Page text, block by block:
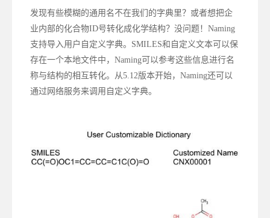
发现有些模糊的通用名不在我们的字典里？或者想把企
业内部的化合物ID号转化成化学结构？没问题！Naming
支持导入用户自定义字典。SMILES和自定义文本可以保
存在一个本地文件中，Naming可以参考这些信息进行名
称与结构的相互转化。从5.12版本开始，Naming还可以
通过网络服务来调用自定义字典。